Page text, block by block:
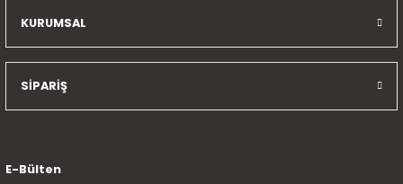
KURUMSAL
SİPARİŞ
E-Bülten